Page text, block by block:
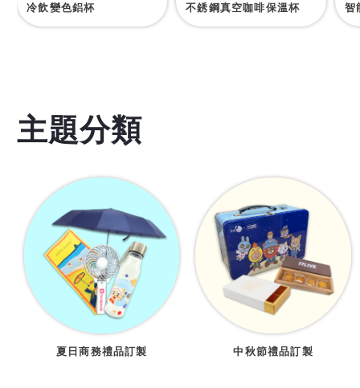
冷飲變色鋁杯 不銹鋼真空咖啡保溫杯 智
主題分類
夏日商務禮品訂製 中秋節禮品訂製